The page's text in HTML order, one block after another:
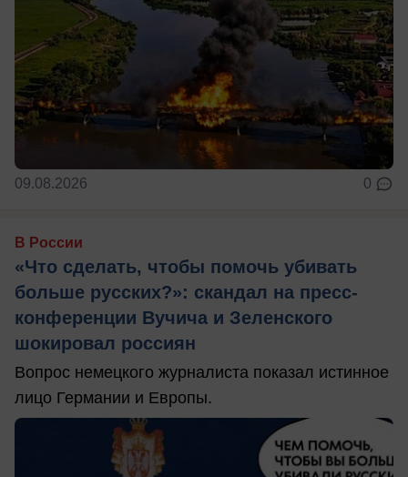
09.08.2026 0
В России
«Что сделать, чтобы помочь убивать
больше русских?»: скандал на пресс-
конференции Вучича и Зеленского
шокировал россиян
Вопрос немецкого журналиста показал истинное
лицо Германии и Европы.